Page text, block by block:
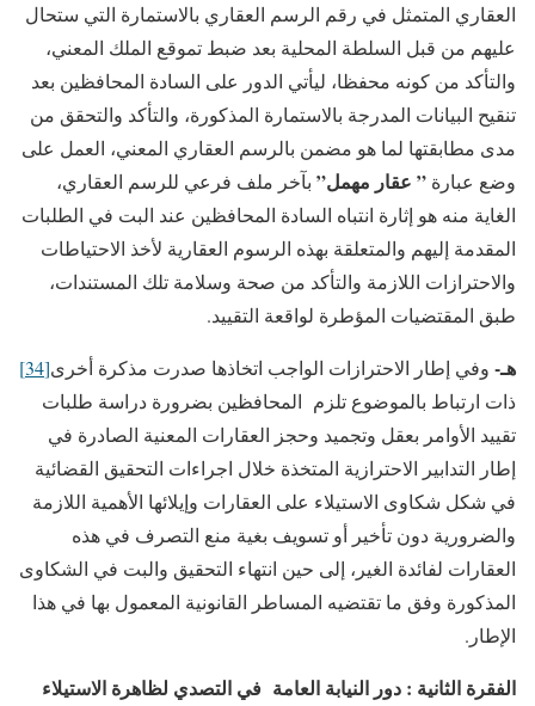
العقاري المتمثل في رقم الرسم العقاري بالاستمارة التي ستحال
عليهم من قبل السلطة المحلية بعد ضبط تموقع الملك المعني،
والتأكد من كونه محفظا، ليأتي الدور على السادة المحافظين بعد
تنقيح البيانات المدرجة بالاستمارة المذكورة، والتأكد والتحقق من
مدى مطابقتها لما هو مضمن بالرسم العقاري المعني، العمل على
وضع عبارة ” عقار مهمل” بآخر ملف فرعي للرسم العقاري،
الغاية منه هو إثارة انتباه السادة المحافظين عند البت في الطلبات
المقدمة إليهم والمتعلقة بهذه الرسوم العقارية لأخذ الاحتياطات
والاحترازات اللازمة والتأكد من صحة وسلامة تلك المستندات،
طبق المقتضيات المؤطرة لواقعة التقييد.
هـ- وفي إطار الاحترازات الواجب اتخاذها صدرت مذكرة أخرى[34]
ذات ارتباط بالموضوع تلزم المحافظين بضرورة دراسة طلبات
تقييد الأوامر بعقل وتجميد وحجز العقارات المعنية الصادرة في
إطار التدابير الاحترازية المتخذة خلال اجراءات التحقيق القضائية
في شكل شكاوى الاستيلاء على العقارات وإيلائها الأهمية اللازمة
والضرورية دون تأخير أو تسويف بغية منع التصرف في هذه
العقارات لفائدة الغير، إلى حين انتهاء التحقيق والبت في الشكاوى
المذكورة وفق ما تقتضيه المساطر القانونية المعمول بها في هذا
الإطار.
الفقرة الثانية : دور النيابة العامة في التصدي لظاهرة الاستيلاء